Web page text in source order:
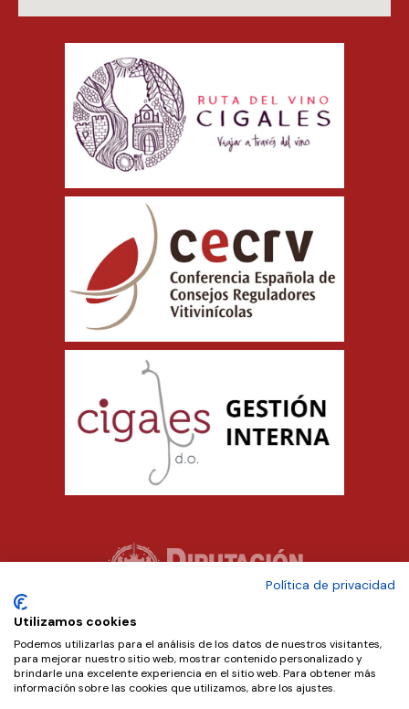
Política de privacidad
Utilizamos cookies
Podemos utilizarlas para el análisis de los datos de nuestros visitantes,
para mejorar nuestro sitio web, mostrar contenido personalizado y
brindarle una excelente experiencia en el sitio web. Para obtener más
información sobre las cookies que utilizamos, abre los ajustes.